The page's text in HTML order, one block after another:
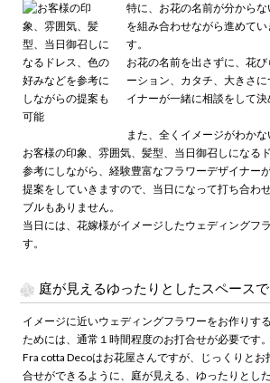
特に、お花の名前が分から
を組み合わせながら進めて
す。
お花の名前を出さずに、花
ーション、カタチ、大きさ
イナーが一緒に相談をして決
また、全くイメージがわかな
お客様の印象、雰囲気、髪型、当日御召しになる
参考にしながら、経験豊富なフラワーデザイナー
提案をしていきますので、当日になって打ち合わ
ブルもありません。
当日には、花嫁様がイメージしたウェディングフ
す。
庭が見えるゆったりとしたスペース
イメージに近いウェディングフラワーをお作りする
ためには、通常１時間程度のお打合せが必要です。
Fra cotta Decoはお花屋さんですが、じっくりとお
合せができるように、庭が見える、ゆったりとした